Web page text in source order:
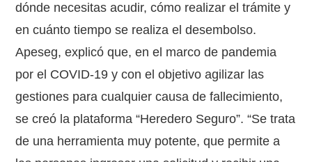
dónde necesitas acudir, cómo realizar el trámite y
en cuánto tiempo se realiza el desembolso.
Apeseg, explicó que, en el marco de pandemia
por el COVID-19 y con el objetivo agilizar las
gestiones para cualquier causa de fallecimiento,
se creó la plataforma “Heredero Seguro”. “Se trata
de una herramienta muy potente, que permite a